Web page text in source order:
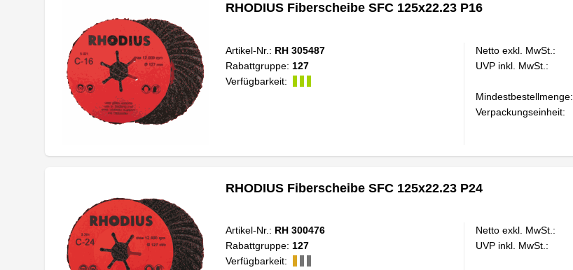
RHODIUS Fiberscheibe SFC 125x22.23 P16
Artikel-Nr.: RH 305487
Rabattgruppe: 127
Verfügbarkeit:
Netto exkl. MwSt.:
UVP inkl. MwSt.:
Mindestbestellmenge:
Verpackungseinheit:
RHODIUS Fiberscheibe SFC 125x22.23 P24
Artikel-Nr.: RH 300476
Rabattgruppe: 127
Verfügbarkeit:
Netto exkl. MwSt.:
UVP inkl. MwSt.: